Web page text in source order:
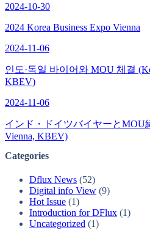
2024-10-30
2024 Korea Business Expo Vienna
2024-11-06
인도·독일 바이어와 MOU 체결
KBEV)
2024-11-06
インド・ドイツバイヤーとMOU
Vienna, KBEV)
Categories
Dflux News (52)
Digital info View (9)
Hot Issue (1)
Introduction for DFlux (1)
Uncategorized (1)